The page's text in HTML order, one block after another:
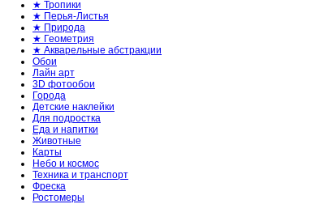
★ Тропики
★ Перья-Листья
★ Природа
★ Геометрия
★ Акварельные абстракции
Обои
Лайн арт
3D фотообои
Города
Детские наклейки
Для подростка
Еда и напитки
Животные
Карты
Небо и космос
Техника и транспорт
Фреска
Ростомеры